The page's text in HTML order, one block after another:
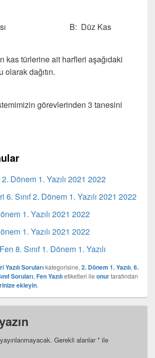
Kası B: Düz Kas
kas türlerine ait harfleri aşağıdaki
dağıtın.
görevlerinden 3 tanesini
2. Dönem 1. Yazılı 2021 2022
6. Sınıf 2. Dönem 1. Yazılı 2021 2022
1. Yazılı 2021 2022
1. Yazılı 2021 2022
8. Sınıf 1. Dönem 1. Yazılı
Yazılı Sorularıkategorisine, 2. Dönem 1. Yazılı, 6.
Soruları, Fen Yazılıetiketleri ile onurtarafından
ekleyin.
Gerekli alanlar* ile